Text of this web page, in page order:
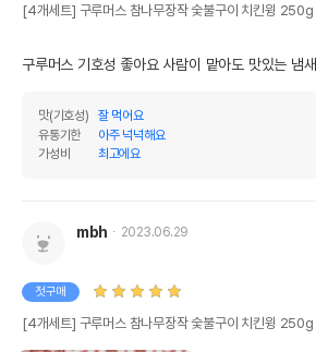
[4개세트] 구루머스 참나무장작 숯불구이 치킨윙 250g
구루머스 기호성 좋아요 사람이 맡아도 맛있는 냄새
맛(기호성)
잘 먹어요
유통기한
아주 넉넉해요
가성비
최고에요
mbh 2023.06.29
첫구매
[4개세트] 구루머스 참나무장작 숯불구이 치킨윙 250g